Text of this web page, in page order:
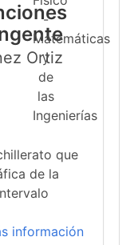
Ortiz
que
de la
información